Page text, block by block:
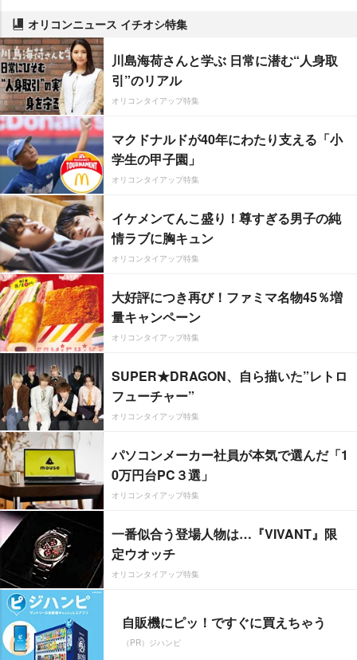
オリコンニュース イチオシ特集
川島海荷さんと学ぶ 日常に潜む“人身取
引”のリアル
オリコンタイアップ特集
マクドナルドが40年にわたり支える「小
学生の甲子園」
オリコンタイアップ特集
イケメンてんこ盛り！尊すぎる男子の純
情ラブに胸キュン
オリコンタイアップ特集
大好評につき再び！ファミマ名物45％増
量キャンペーン
オリコンタイアップ特集
SUPER★DRAGON、自ら描いた”レトロ
フューチャー”
オリコンタイアップ特集
パソコンメーカー社員が本気で選んだ「1
0万円台PC３選」
オリコンタイアップ特集
一番似合う登場人物は…『VIVANT』限
定ウオッチ
オリコンタイアップ特集
自販機にピッ！ですぐに買えちゃう
（PR）ジハンピ